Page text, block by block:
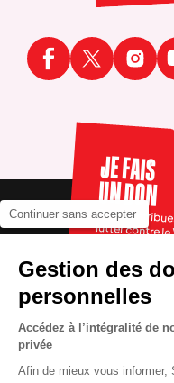
Continuer sans accepter
Gestion des
personnelles
Accédez à l’intégralité de
privée
Afin de mieux vous informer,
JE FAIS
UN DON
Pour
lutter contre le